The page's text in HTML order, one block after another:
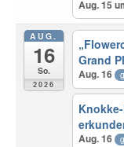
Aug. 15
AUG.
16
So.
2026
Grand
Aug. 16
Aug. 16